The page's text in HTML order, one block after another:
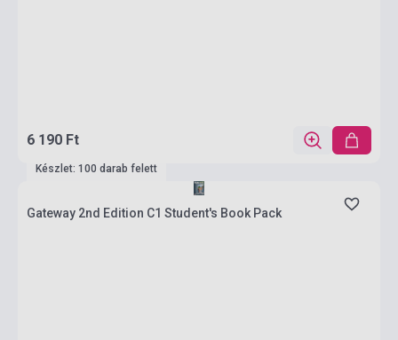
6 190 Ft
Készlet: 100 darab felett
Gateway 2nd Edition C1 Student's Book Pack